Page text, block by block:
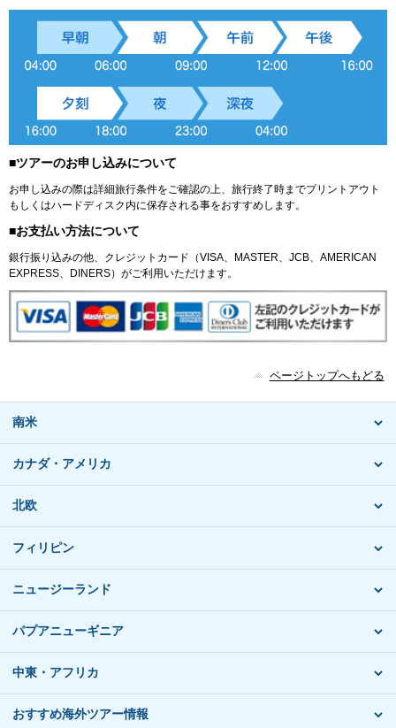
■ツアーのお申し込みについて
お申し込みの際は詳細旅行条件をご確認の上、旅行終了時までプリントアウト
もしくはハードディスク内に保存される事をおすすめします。
■お支払い方法について
銀行振り込みの他、クレジットカード（VISA、MASTER、JCB、AMERICAN
EXPRESS、DINERS）がご利用いただけます。
ページトップへもどる
南米
カナダ・アメリカ
北欧
フィリピン
ニュージーランド
パプアニューギニア
中東・アフリカ
おすすめ海外ツアー情報